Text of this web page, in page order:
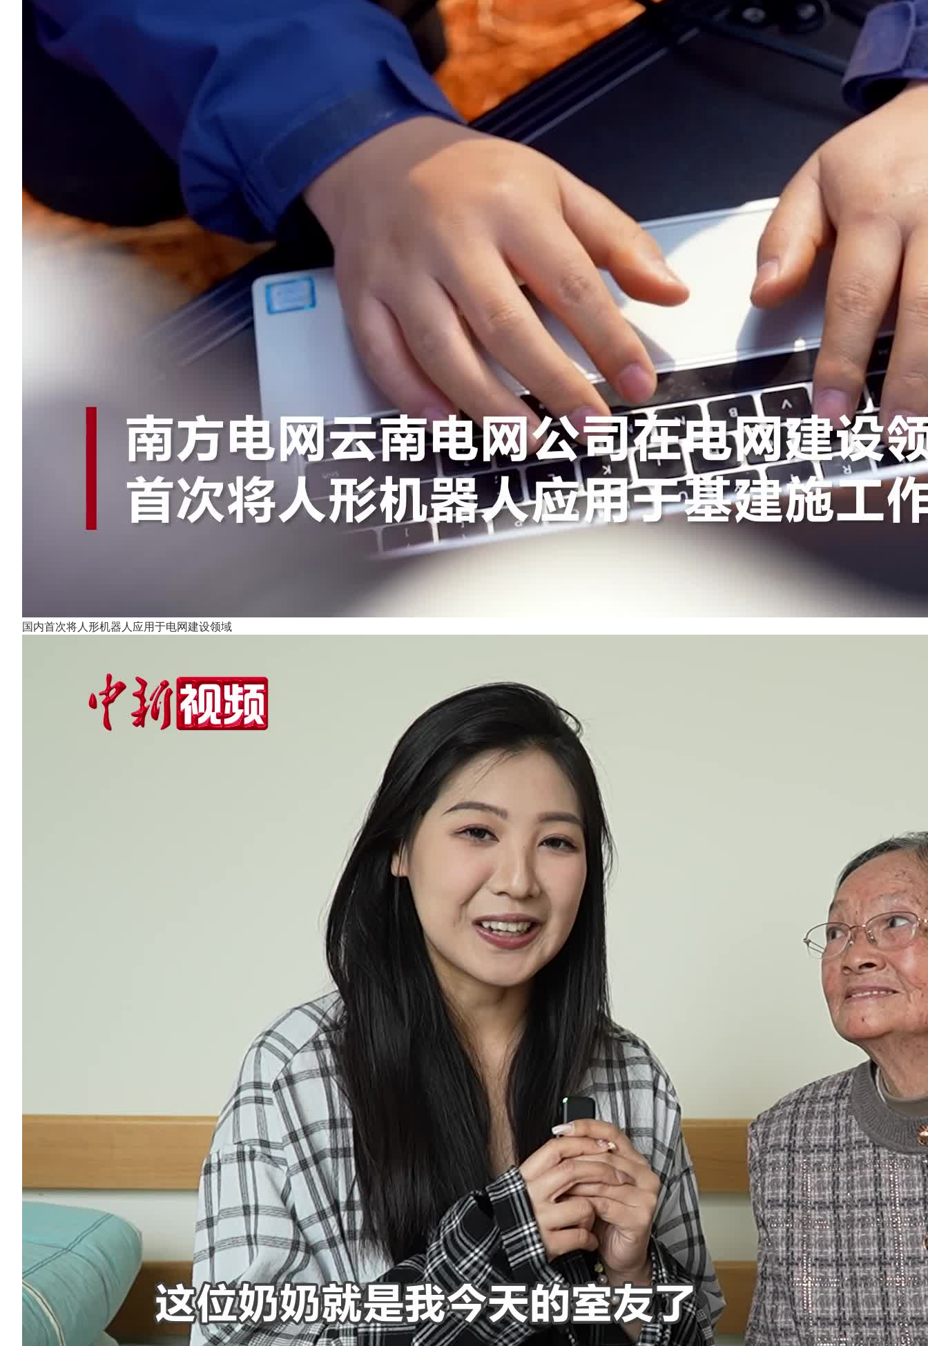
国内首次将人形机器人应用于电网建设领域